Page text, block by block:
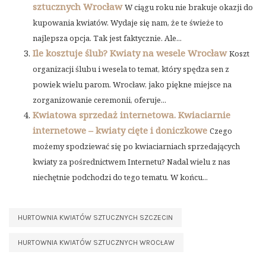
sztucznych Wrocław W ciągu roku nie brakuje okazji do
kupowania kwiatów. Wydaje się nam, że te świeże to
najlepsza opcja. Tak jest faktycznie. Ale...
Ile kosztuje ślub? Kwiaty na wesele Wrocław Koszt
organizacji ślubu i wesela to temat, który spędza sen z
powiek wielu parom. Wrocław, jako piękne miejsce na
zorganizowanie ceremonii, oferuje...
Kwiatowa sprzedaż internetowa. Kwiaciarnie
internetowe – kwiaty cięte i doniczkowe Czego
możemy spodziewać się po kwiaciarniach sprzedających
kwiaty za pośrednictwem Internetu? Nadal wielu z nas
niechętnie podchodzi do tego tematu. W końcu...
HURTOWNIA KWIATÓW SZTUCZNYCH SZCZECIN
HURTOWNIA KWIATÓW SZTUCZNYCH WROCŁAW